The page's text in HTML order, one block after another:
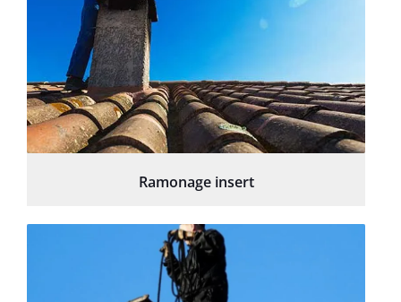
Ramonage insert